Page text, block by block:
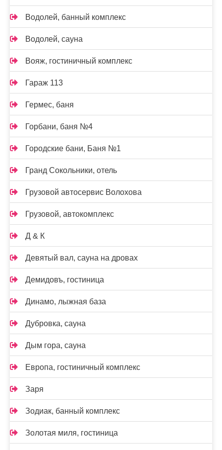
Водолей, банный комплекс
Водолей, сауна
Вояж, гостиничный комплекс
Гараж 113
Гермес, баня
Горбани, баня №4
Городские бани, Баня №1
Гранд Сокольники, отель
Грузовой автосервис Волохова
Грузовой, автокомплекс
Д & К
Девятый вал, сауна на дровах
Демидовъ, гостиница
Динамо, лыжная база
Дубровка, сауна
Дым гора, сауна
Европа, гостиничный комплекс
Заря
Зодиак, банный комплекс
Золотая миля, гостиница